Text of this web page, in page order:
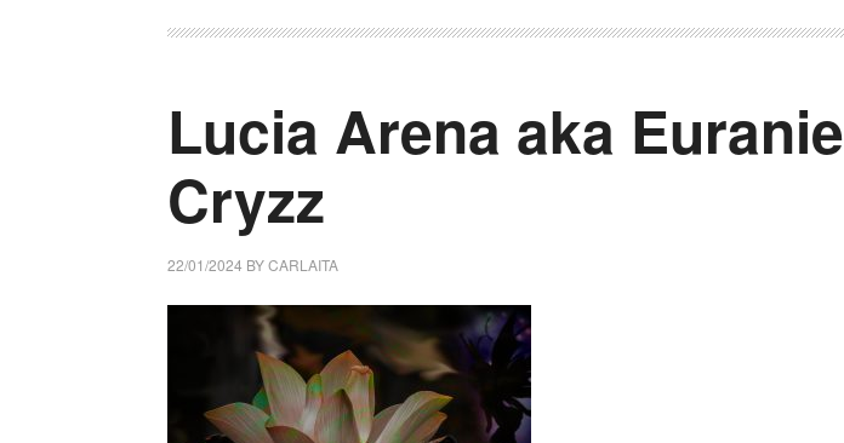
Lucia Arena aka Euranie
Cryzz
22/01/2024 BYCARLAITA